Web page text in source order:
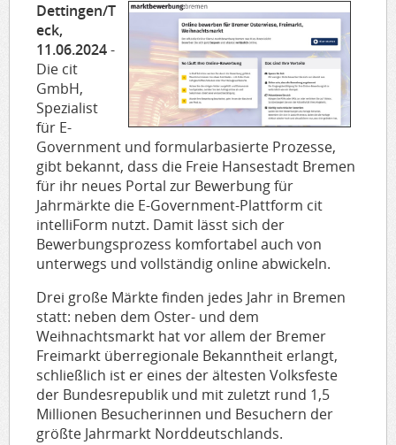
Dettingen/T
eck,
11.06.2024-
Die cit
GmbH,
Spezialist
für E-
Government und formularbasierte Prozesse,
gibt bekannt, dass die Freie Hansestadt Bremen
für ihr neues Portal zur Bewerbung für
Jahrmärkte die E-Government-Plattform cit
intelliForm nutzt. Damit lässt sich der
Bewerbungsprozess komfortabel auch von
unterwegs und vollständig online abwickeln.
Drei große Märkte finden jedes Jahr in Bremen
statt: neben dem Oster- und dem
Weihnachtsmarkt hat vor allem der Bremer
Freimarkt überregionale Bekanntheit erlangt,
schließlich ist er eines der ältesten Volksfeste
der Bundesrepublik und mit zuletzt rund 1,5
Millionen Besucherinnen und Besuchern der
größte Jahrmarkt Norddeutschlands.